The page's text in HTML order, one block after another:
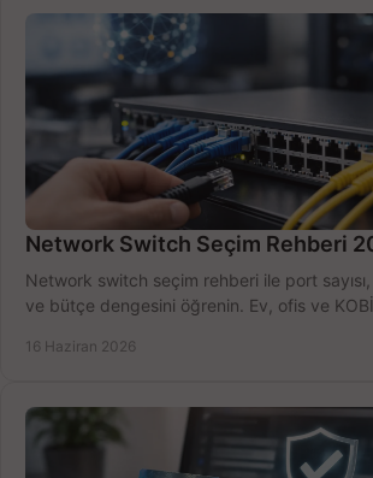
Network Switch Seçim Rehberi
Network switch seçim rehberi ile port sayısı,
ve bütçe dengesini öğrenin. Ev, ofis ve
16 Haziran 2026